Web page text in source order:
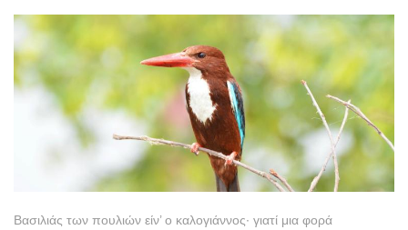
Βασιλιάς των πουλιών είν’ ο καλογιάννος· γιατί μια φορά